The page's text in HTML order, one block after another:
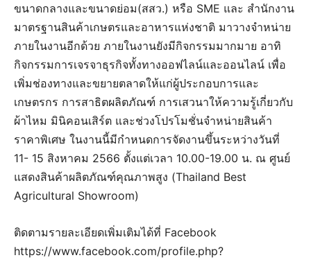
ขนาดกลางและขนาดย่อม(สสว.) หรือ SME และ สำนักงาน
มาตรฐานสินค้าเกษตรและอาหารแห่งชาติ มาวางจำหน่าย
ภายในงานอีกด้วย ภายในงานยังมีกิจกรรมมากมาย อาทิ
กิจกรรมการเจรจาธุรกิจทั้งทางออฟไลน์และออนไลน์ เพื่อ
เพิ่มช่องทางและขยายตลาดให้แก่ผู้ประกอบการและ
เกษตรกร การสาธิตผลิตภัณฑ์ การเสวนาให้ความรู้เกี่ยวกับ
ผ้าไหม มินิคอนเสิร์ต และช่วงโปรโมชั่นจำหน่ายสินค้า
ราคาพิเศษ ในงานนี้มีกำหนดการจัดงานขึ้นระหว่างวันที่
11- 15 สิงหาคม 2566 ตั้งแต่เวลา 10.00-19.00 น. ณ ศูนย์
แสดงสินค้าผลิตภัณฑ์คุณภาพสูง (Thailand Best
Agricultural Showroom)
ติดตามรายละเอียดเพิ่มเติมได้ที่ Facebook
https://www.facebook.com/profile.php?